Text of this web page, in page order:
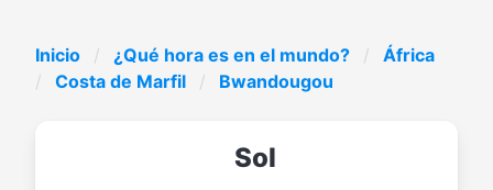
Inicio ¿Qué hora es en el mundo?
África
Costa de Marfil
Bwandougou
Sol